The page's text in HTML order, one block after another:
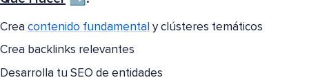
Crea contenido fundamental y clústeres temáticos
Crea backlinks relevantes
Desarrolla tu SEO de entidades